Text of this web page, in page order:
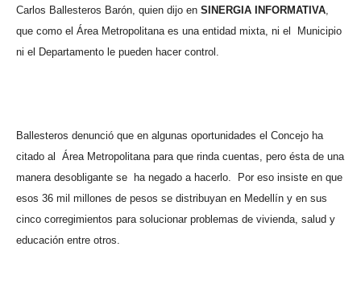
Carlos Ballesteros Barón, quien dijo en SINERGIA INFORMATIVA,
que como el Área Metropolitana es una entidad mixta, ni el
Municipio
ni el Departamento le pueden hacer control.
Ballesteros denunció que en algunas oportunidades el Concejo ha
citado al
Área Metropolitana para que rinda cuentas, pero ésta de una
manera desobligante se
ha negado a hacerlo.
Por eso insiste en que
esos 36 mil millones de pesos se distribuyan en Medellín y en sus
cinco corregimientos para solucionar problemas de vivienda, salud y
educación entre otros.